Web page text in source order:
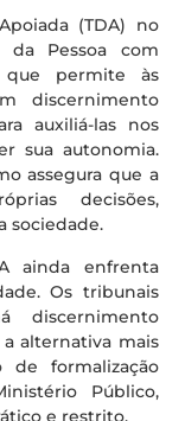
(TDA) no
Pessoa com
que permite às
discernimento
auxiliá-las nos
sua autonomia.
assegura que a
decisões,
sociedade.
ainda enfrenta
Os tribunais
discernimento
alternativa mais
de formalização
Público,
e restrito.